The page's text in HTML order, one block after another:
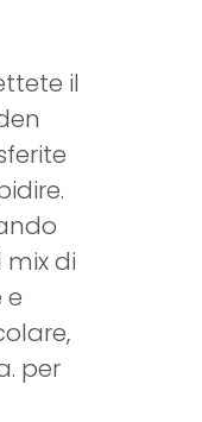
il
di
e
per